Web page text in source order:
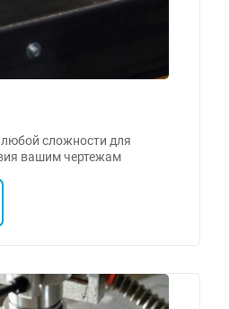
сложности для
вашим чертежам